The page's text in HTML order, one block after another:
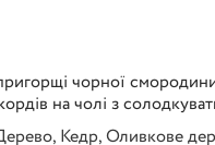
чорної
на чолі з
, Кедр, Оливкове